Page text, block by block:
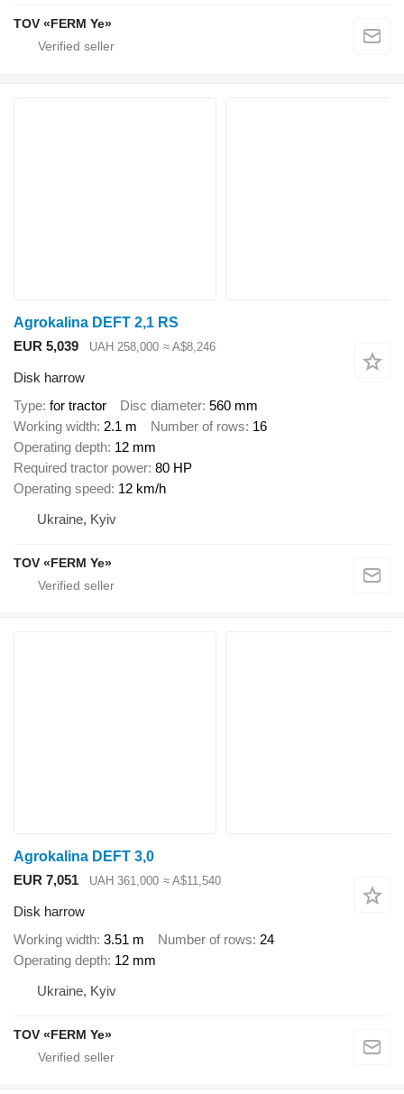
TOV «FERM Ye»
Agrokalina DEFT 2,1 RS
EUR 5,039
UAH 258,000 ≈ A$8,246
Disk harrow
Type for tractor Disc diameter 560 mm
Working width 2.1 m Number of rows 16
Operating depth 12 mm
Required tractor power 80 HP
Operating speed 12 km/h
Ukraine, Kyiv
TOV «FERM Ye»
Agrokalina DEFT 3,0
EUR 7,051
UAH 361,000 ≈ A$11,540
Disk harrow
Working width 3.51 m Number of rows 24
Operating depth 12 mm
Ukraine, Kyiv
TOV «FERM Ye»